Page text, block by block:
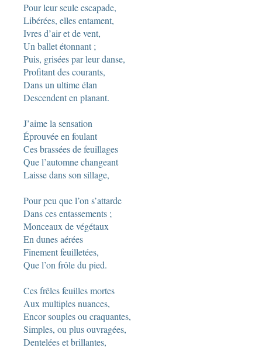
Pour leur seule escapade,
Libérées, elles entament,
Ivres d’air et de vent,
Un ballet étonnant ;
Puis, grisées par leur danse,
Profitant des courants,
Dans un ultime élan
Descendent en planant.
J’aime la sensation
Éprouvée en foulant
Ces brassées de feuillages
Que l’automne changeant
Laisse dans son sillage,
Pour peu que l’on s’attarde
Dans ces entassements ;
Monceaux de végétaux
En dunes aérées
Finement feuilletées,
Que l’on frôle du pied.
Ces frêles feuilles mortes
Aux multiples nuances,
Encor souples ou craquantes,
Simples, ou plus ouvragées,
Dentelées et brillantes,